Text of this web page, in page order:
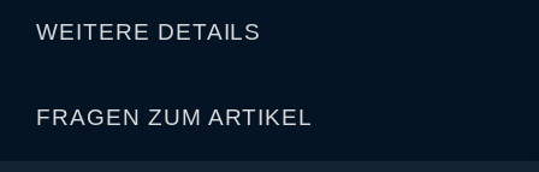
WEITERE DETAILS
FRAGEN ZUM ARTIKEL